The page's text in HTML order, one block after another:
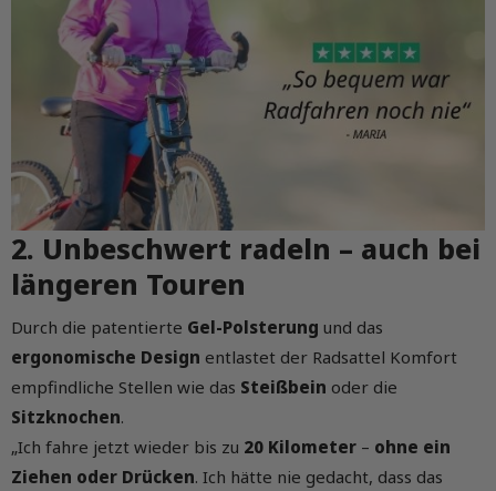
2. Unbeschwert radeln – auch bei
längeren Touren
Durch die patentierte Gel-Polsterung und das
ergonomische Design entlastet der Radsattel Komfort
empfindliche Stellen wie das Steißbein oder die
Sitzknochen.
„Ich fahre jetzt wieder bis zu 20 Kilometer – ohne ein
Ziehen oder Drücken. Ich hätte nie gedacht, dass das